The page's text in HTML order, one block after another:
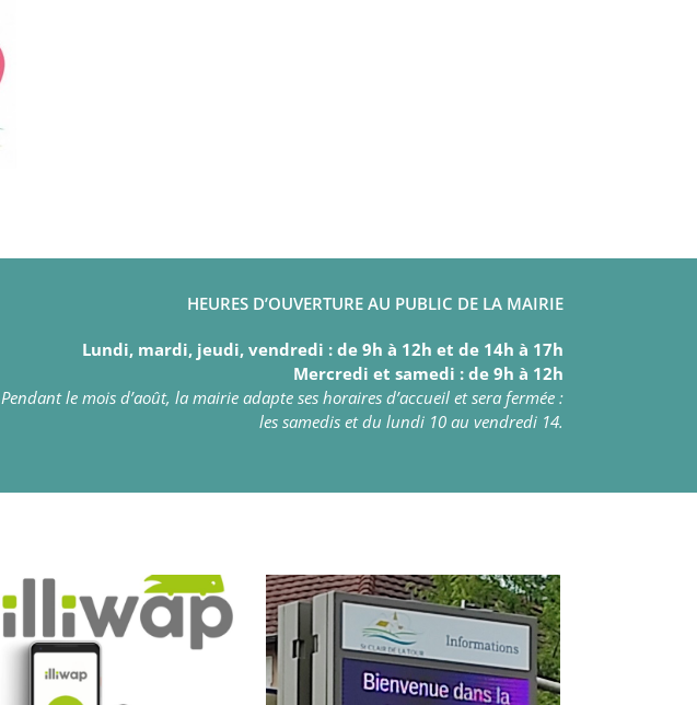
HEURES D’OUVERTURE AU PUBLIC DE LA MAIRIE
Lundi, mardi, jeudi, vendredi : de 9h à 12h et de 14h à 17h
Mercredi et samedi : de 9h à 12h
Pendant le mois d’août, la mairie adapte ses horaires d’accueil et sera fermée :
les samedis et du lundi 10 au vendredi 14.